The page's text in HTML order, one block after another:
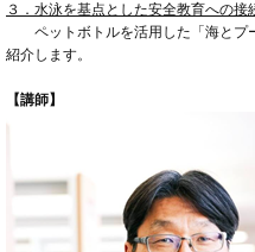
３．水泳を基点とした安全教育への接
ペットボトルを活用した「海とプ
紹介します。
【講師】